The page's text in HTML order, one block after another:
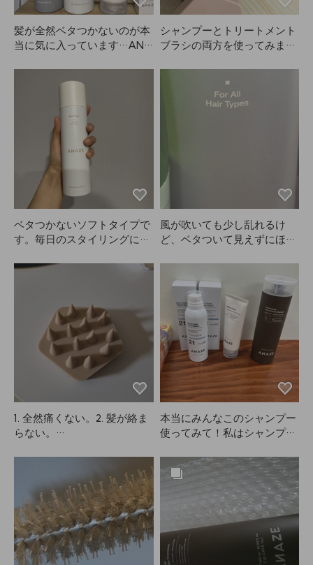
髪が全然ベタつかないのが本
当に気に入っています…ANA
ぽに…母にも取られちゃっ
て、また買いました。暑い夏
にもぴったりです。素敵な商
品をたくさん作ってくれてあ
りがとうございます！YouTu
beもよく見ていて、安くて簡
単にヘアセットできるので友
達にもANAZEをおすすめし
ています。ハードフィクサ
ー、ソフトフィクサー、メロ
ウクリーム、ベビーヘアフィ
い新商品が出てくるANAZE
シャンプーとトリートメント
ブラシの両方を使ってみまし
よっては洗った後に頭皮がか
ゆくなることがあるんです
ベタつかないソフトタイプで
す。毎日のスタイリングにぴ
で強くないですが、まさにソ
上げで軽くキープしたいとき
に使っています。ハードタイ
プではないので、がっちり固
めたい方には向かないかも。
ベタつかないのがすごく良い
けど、その分ホールド力は控
えめです。伝わりますよね？
購入の際は参考にしてくださ
い！今回初めてヘメコラボで
り悪くなくて、次はANAZE
のハードフィクサーも試して
みたいです。
風が吹いても少し乱れるけ
ど、ベタついて見えずにほど
1. 全然痛くない。2. 髪が絡ま
らない。
爪でガリガリすることはでき
ないけど、指先でマッサージ
すると洗ってる感じはある。
ただ、スッキリ洗い流せてる
本当にみんなこのシャンプー
使ってみて！私はシャンプー
o0Lab、Dr.Fo0rなど色々試し
たけど、抜け毛改善は一瞬だ
けだし、すぐベタついてダメ
でした😭。結局合わなかった
んですよね…でも、ユーレ
カ！ANAZEのシャンプーを
使い始めてから、本当にボリ